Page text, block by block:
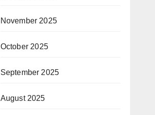
November 2025
October 2025
September 2025
August 2025